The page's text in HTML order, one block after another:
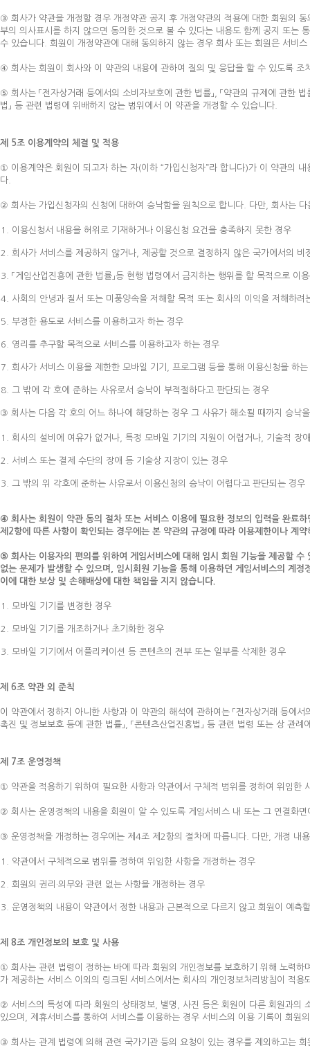
③ 회사가 약관을 개정할 경우 개정약관 공지 후 개정약관의 적용에 대한 회원의
부의 의사표시를 하지 않으면 동의한 것으로 볼 수 있다는 내용도 함께 공지 또는
수 있습니다. 회원이 개정약관에 대해 동의하지 않는 경우 회사 또는 회원은 서비
④ 회사는 회원이 회사와 이 약관의 내용에 관하여 질의 및 응답을 할 수 있도록 조
⑤ 회사는 「전자상거래 등에서의 소비자보호에 관한 법률」, 「약관의 규제에 관한 법
법」 등 관련 법령에 위배하지 않는 범위에서 이 약관을 개정할 수 있습니다.
제 5조 이용계약의 체결 및 적용
① 이용계약은 회원이 되고자 하는 자(이하 “가입신청자”라 합니다)가 이 약관의
다.
② 회사는 가입신청자의 신청에 대하여 승낙함을 원칙으로 합니다. 다만, 회사는
이용신청서 내용을 허위로 기재하거나 이용신청 요건을 충족하지 못한 경우
회사가 서비스를 제공하지 않거나, 제공할 것으로 결정하지 않은 국가에서의
「게임산업진흥에 관한 법률」등 현행 법령에서 금지하는 행위를 할 목적으로 이
사회의 안녕과 질서 또는 미풍양속을 저해할 목적 또는 회사의 이익을 저해하려
부정한 용도로 서비스를 이용하고자 하는 경우
영리를 추구할 목적으로 서비스를 이용하고자 하는 경우
회사가 서비스 이용을 제한한 모바일 기기, 프로그램 등을 통해 이용신청을 하는
그 밖에 각 호에 준하는 사유로서 승낙이 부적절하다고 판단되는 경우
③ 회사는 다음 각 호의 어느 하나에 해당하는 경우 그 사유가 해소될 때까지 승낙
회사의 설비에 여유가 없거나, 특정 모바일 기기의 지원이 어렵거나, 기술적 장
서비스 또는 결제 수단의 장애 등 기술상 지장이 있는 경우
그 밖의 위 각호에 준하는 사유로서 이용신청의 승낙이 어렵다고 판단되는 경우
④ 회사는 회원이 약관 동의 절차 또는 서비스 이용에 필요한 정보의 입력을 완료
제2항에 따른 사항이 확인되는 경우에는 본 약관의 규정에 따라 이용제한이나 계
⑤ 회사는 이용자의 편의를 위하여 게임서비스에 대해 임시 회원 기능을 제공할 수
없는 문제가 발생할 수 있으며, 임시회원 기능을 통해 이용하던 게임서비스의 계
이에 대한 보상 및 손해배상에 대한 책임을 지지 않습니다.
모바일 기기를 변경한 경우
모바일 기기를 개조하거나 초기화한 경우
모바일 기기에서 어플리케이션 등 콘텐츠의 전부 또는 일부를 삭제한 경우
제 6조 약관 외 준칙
이 약관에서 정하지 아니한 사항과 이 약관의 해석에 관하여는 「전자상거래 등에서
촉진 및 정보보호 등에 관한 법률」, 「콘텐츠산업진흥법」 등 관련 법령 또는 상 관례
제 7조 운영정책
① 약관을 적용하기 위하여 필요한 사항과 약관에서 구체적 범위를 정하여 위임한
② 회사는 운영정책의 내용을 회원이 알 수 있도록 게임서비스 내 또는 그 연결화면
③ 운영정책을 개정하는 경우에는 제4조 제2항의 절차에 따릅니다. 다만, 개정 내
약관에서 구체적으로 범위를 정하여 위임한 사항을 개정하는 경우
회원의 권리·의무와 관련 없는 사항을 개정하는 경우
운영정책의 내용이 약관에서 정한 내용과 근본적으로 다르지 않고 회원이 예측
제 8조 개인정보의 보호 및 사용
① 회사는 관련 법령이 정하는 바에 따라 회원의 개인정보를 보호하기 위해 노력
가 제공하는 서비스 이외의 링크된 서비스에서는 회사의 개인정보처리방침이 적용
② 서비스의 특성에 따라 회원의 상태정보, 별명, 사진 등은 회원이 다른 회원과의
있으며, 제휴서비스를 통하여 서비스를 이용하는 경우 서비스의 이용 기록이 회
③ 회사는 관계 법령에 의해 관련 국가기관 등의 요청이 있는 경우를 제외하고는